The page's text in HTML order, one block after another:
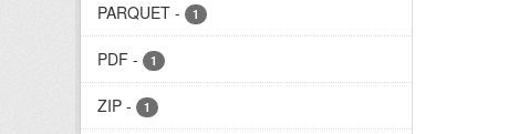
PARQUET - 1
PDF - 1
ZIP - 1